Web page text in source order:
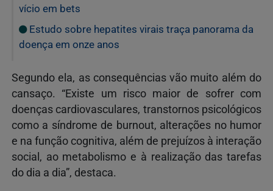
vício em bets
Estudo sobre hepatites virais traça panorama da
doença em onze anos
Segundo ela, as consequências vão muito além do
cansaço. “Existe um risco maior de sofrer com
doenças cardiovasculares, transtornos psicológicos
como a síndrome de burnout, alterações no humor
e na função cognitiva, além de prejuízos à interação
social, ao metabolismo e à realização das tarefas
do dia a dia”, destaca.